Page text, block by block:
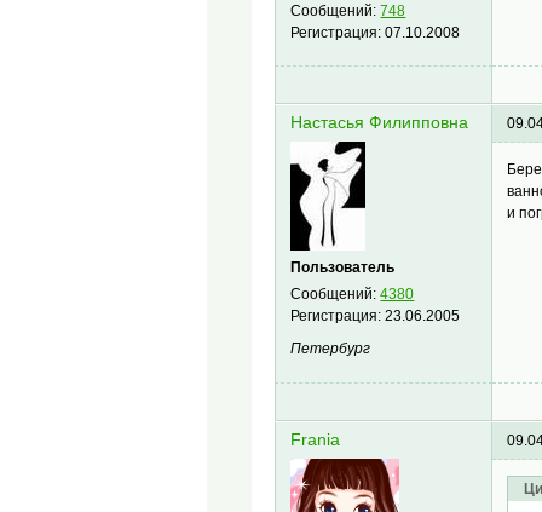
Сообщений:748
Регистрация:07.10.2008
Настасья Филипповна
Пользователь
Сообщений:4380
Регистрация:23.06.2005
Петербург
и
Frania